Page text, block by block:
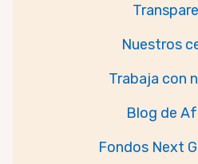
Nuestros
Trabaja con
Blog de
Fondos Next